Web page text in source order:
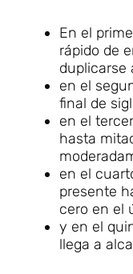
En el
rápido de
duplicarse
en el
final de
en el
hasta
en el
presente
cero en el
y en el
llega a